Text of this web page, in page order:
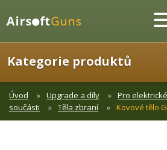
Kategorie produktů
Úvod Upgrade a díly Pro
součásti
Těla zbraní Kovové tělo